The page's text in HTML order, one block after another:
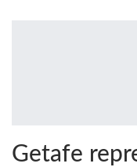
Getafe